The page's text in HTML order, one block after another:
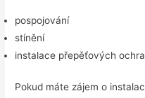
pospojování
stínění
instalace přepěťových
Pokud máte zájem o